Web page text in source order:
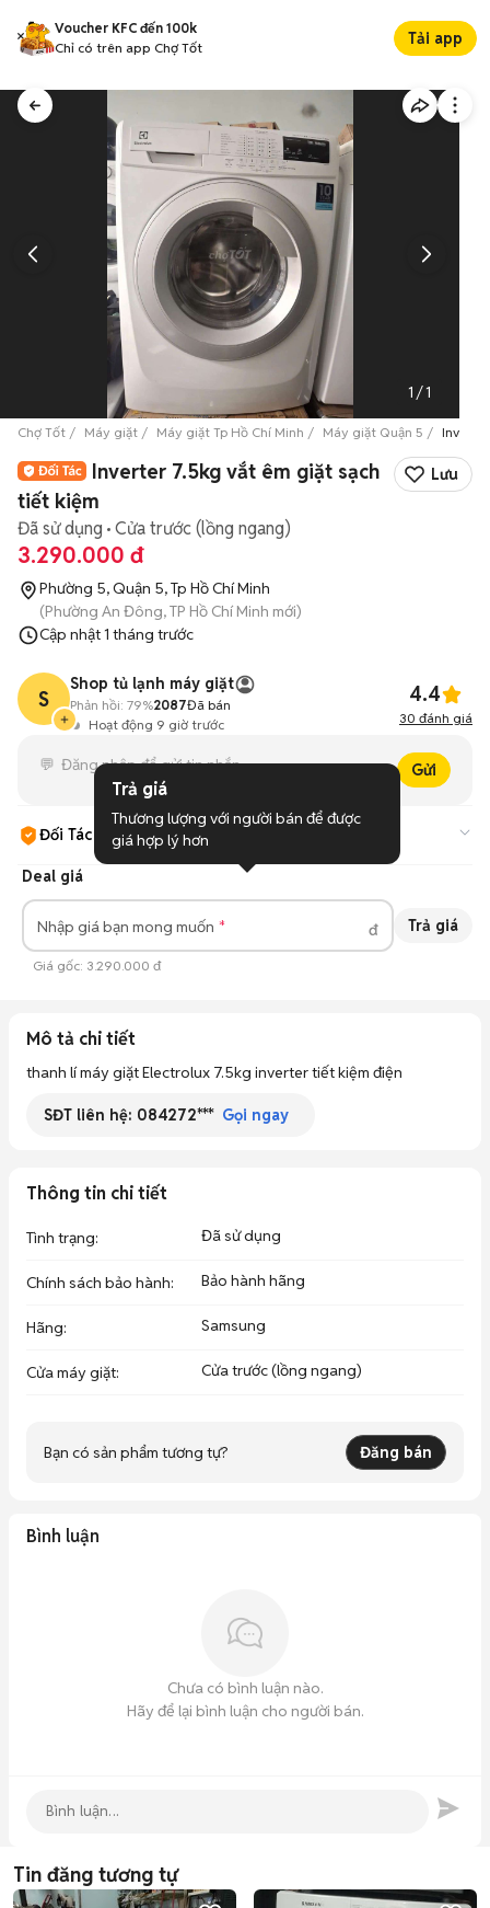
Voucher KFC đến 100k
Chỉ có trên app Chợ Tốt
Tải app
1 /1
Chợ Tốt Máy giặt Máy giặt Tp Hồ Chí Minh Máy giặt Quận 5
Inverter 7.5kg vắt êm giặt sạch
tiết kiệm
Lưu
Đã sử dụng Cửa trước (lồng ngang)
3.290.000 đ
Phường 5, Quận 5, Tp Hồ Chí Minh
(Phường An Đông, TP Hồ Chí Minh mới)
Cập nhật1 tháng trước
S
Shop tủ lạnh máy giặt
Hoạt động 9 giờ trước
Phản hồi: 79%2087Đã bán 4.4
30 đánh giá
Gửi
Đối Tác Chợ Tốt
Cam kết hàng đúng mô tả và có địa điểm bán hàng uy tín.
Deal giá
Nhập giá bạn mong muốn đ Trả giá
Giá gốc: 3.290.000 đ
Mô tả chi tiết
thanh lí máy giặt Electrolux 7.5kg inverter tiết kiệm điện
SĐT liên hệ: 084272*** Gọi ngay
Thông tin chi tiết
Tình trạng: Đã sử dụng
Chính sách bảo hành: Bảo hành hãng
Hãng: Samsung
Cửa máy giặt: Cửa trước (lồng ngang)
Bạn có sản phẩm tương tự? Đăng bán
Bình luận
Chưa có bình luận nào.
Hãy để lại bình luận cho người bán.
Tin đăng tương tự
Trả giá
Thương lượng với người bán để được
giá hợp lý hơn